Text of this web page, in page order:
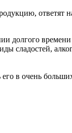
ответят
долгого времени
сладостей,
в очень